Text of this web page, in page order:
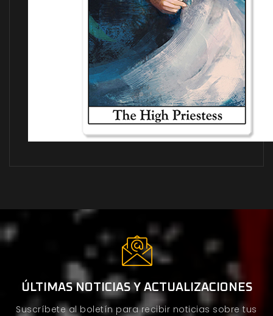
ÚLTIMAS NOTICIAS Y ACTUALIZACIONES
Suscríbete al boletín para recibir noticias sobre tus